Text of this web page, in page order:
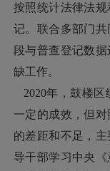
按照统计法律法
记。联合多部门
段与普查登记数
缺工作。
2020年，鼓楼区
一定的成效，但
的差距和不足，
导干部学习中央《